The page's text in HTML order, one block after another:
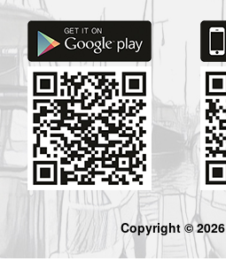
Copyright © 2026